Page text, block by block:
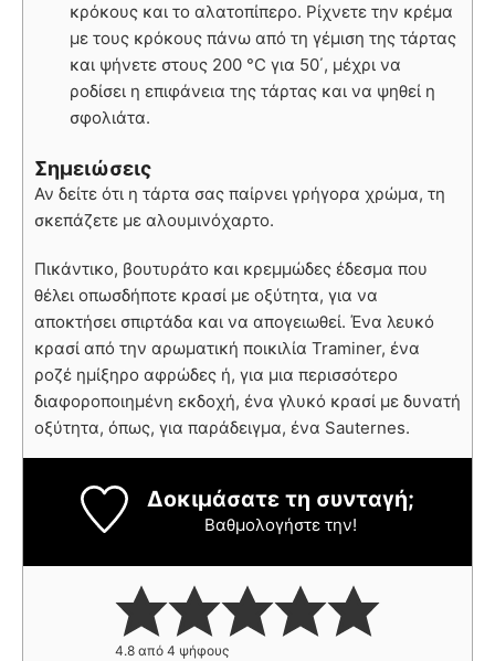
κρόκους και το αλατοπίπερο. Ρίχνετε την κρέμα
με τους κρόκους πάνω από τη γέμιση της τάρτας
και ψήνετε στους 200 °C για 50΄, μέχρι να
ροδίσει η επιφάνεια της τάρτας και να ψηθεί η
σφολιάτα.
Σημειώσεις
Αν δείτε ότι η τάρτα σας παίρνει γρήγορα χρώμα, τη
σκεπάζετε με αλουμινόχαρτο.
Πικάντικο, βουτυράτο και κρεμμώδες έδεσμα που
θέλει οπωσδήποτε κρασί με οξύτητα, για να
αποκτήσει σπιρτάδα και να απογειωθεί. Ένα λευκό
κρασί από την αρωματική ποικιλία Traminer, ένα
ροζέ ημίξηρο αφρώδες ή, για μια περισσότερο
διαφοροποιημένη εκδοχή, ένα γλυκό κρασί με δυνατή
οξύτητα, όπως, για παράδειγμα, ένα Sauternes.
Δοκιμάσατε τη συνταγή;
Βαθμολογήστε την!
4.8 από 4 ψήφους